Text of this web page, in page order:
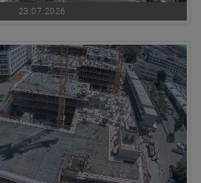
23.07.2026